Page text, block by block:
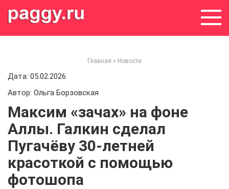
Главная » Новости
Дата: 05.02.2026
Автор: Ольга Борзовская
Максим «зачах» на фоне
Аллы. Галкин сделал
Пугачёву 30-летней
красоткой с помощью
фотошопа